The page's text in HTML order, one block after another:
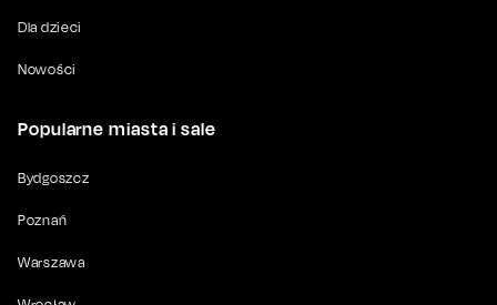
Dla dzieci
Nowości
Popularne miasta i sale
Bydgoszcz
Poznań
Warszawa